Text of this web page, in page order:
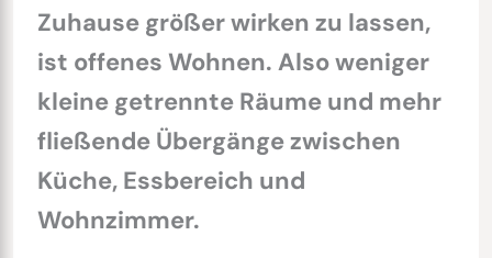
Zuhause größer wirken zu lassen,
ist offenes Wohnen. Also weniger
kleine getrennte Räume und mehr
fließende Übergänge zwischen
Küche, Essbereich und
Wohnzimmer.